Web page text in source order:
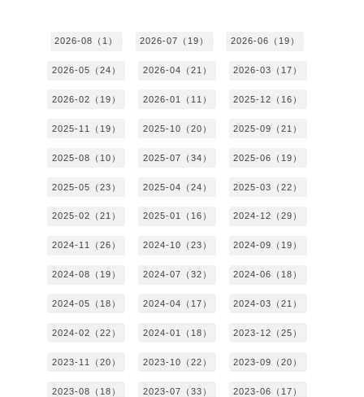
2026-08（1） 2026-07（19） 2026-06（19）
2026-05（24） 2026-04（21） 2026-03（17）
2026-02（19） 2026-01（11） 2025-12（16）
2025-11（19） 2025-10（20） 2025-09（21）
2025-08（10） 2025-07（34） 2025-06（19）
2025-05（23） 2025-04（24） 2025-03（22）
2025-02（21） 2025-01（16） 2024-12（29）
2024-11（26） 2024-10（23） 2024-09（19）
2024-08（19） 2024-07（32） 2024-06（18）
2024-05（18） 2024-04（17） 2024-03（21）
2024-02（22） 2024-01（18） 2023-12（25）
2023-11（20） 2023-10（22） 2023-09（20）
2023-08（18） 2023-07（33） 2023-06（17）